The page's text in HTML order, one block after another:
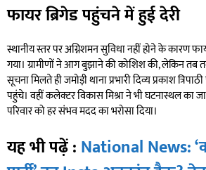
फायर ब्रिगेड पहुंचने में हुई देरी
स्थानीय स्तर पर अग्निशमन सुविधा नहीं होने के कारण
गया। ग्रामीणों ने आग बुझाने की कोशिश की, लेकिन तब
सूचना मिलते ही जमोड़ी थाना प्रभारी दिव्य प्रकाश
पहुंचे। वहीं कलेक्टर विकास मिश्रा ने भी घटनास्थल का
परिवार को हर संभव मदद का भरोसा दिया।
यह भी पढ़ें : National News: